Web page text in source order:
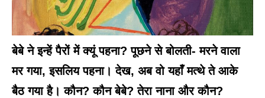
बेबे ने इन्हें पैरों में क्यूं पहना? पूछने से बोलती- मरने वाला
मर गया, इसलिय पहना। देख, अब वो यहाँ मत्थे ते आके
बैठ गया है। कौन? कौन बेबे? तेरा नाना और कौन?